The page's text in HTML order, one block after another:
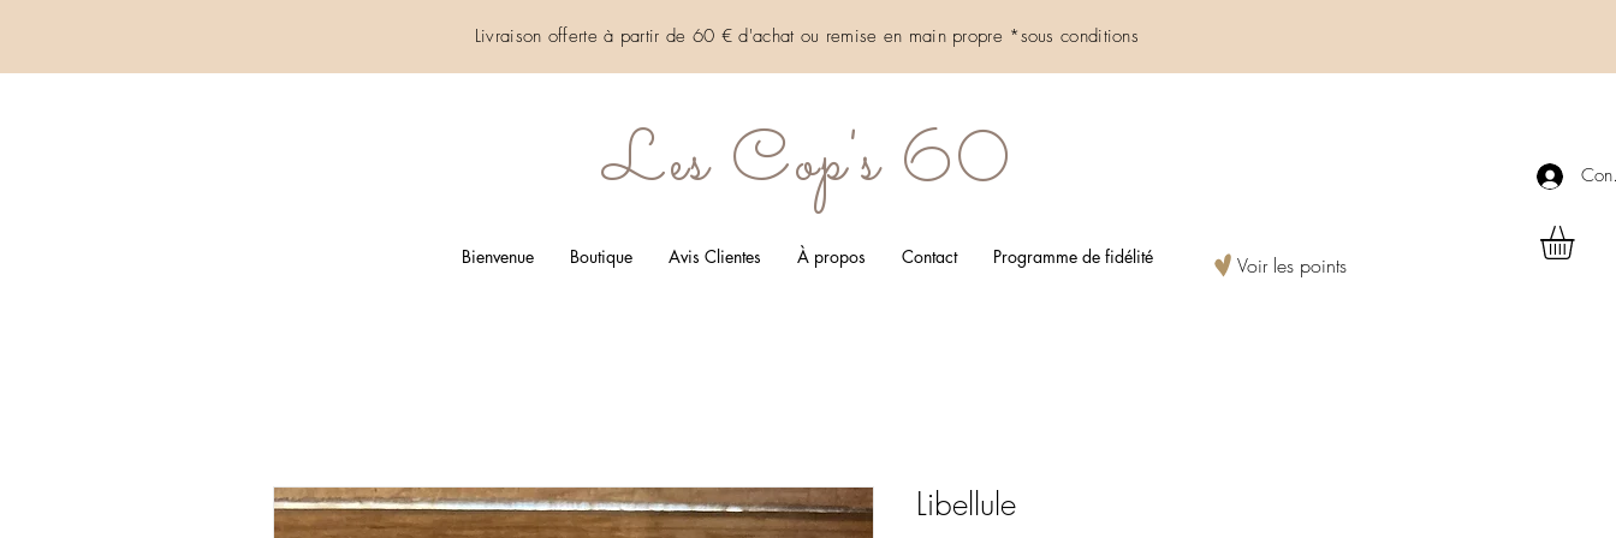
Livraison offerte à partir de 60 € d'achat ou remise en main propre *sousconditions
Les Cop's 60
Voir les points
Bienvenue Boutique Avis Clientes À propos Contact Programme de fidélité
Libellule